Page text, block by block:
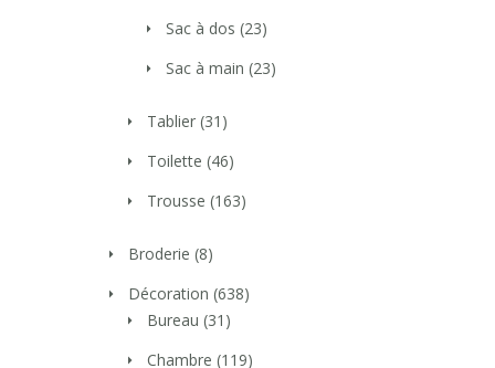
Sac à dos (23)
Sac à main (23)
Tablier (31)
Toilette (46)
Trousse (163)
Broderie (8)
Décoration (638)
Bureau (31)
Chambre (119)